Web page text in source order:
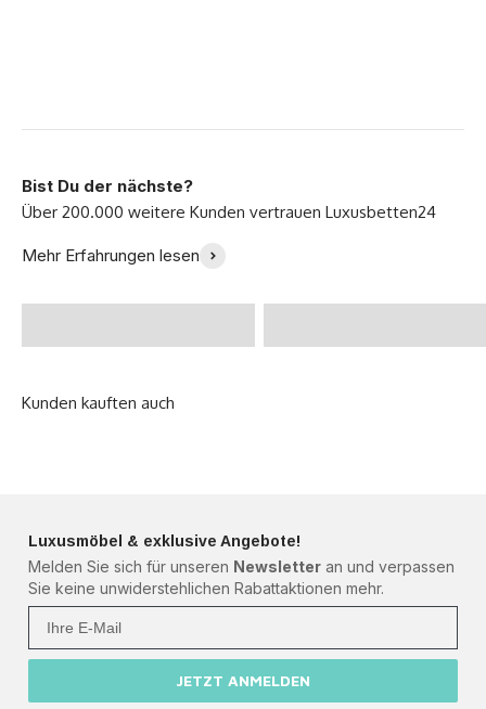
Bist Du der nächste?
Mehr Erfahrungen lesen
Bett gefunden! -
Luxusmöbel & exklusive Angebote!
Melden Sie sich für unseren Newsletter an und verpassen
Sie keine unwiderstehlichen Rabattaktionen mehr.
JETZT ANMELDEN